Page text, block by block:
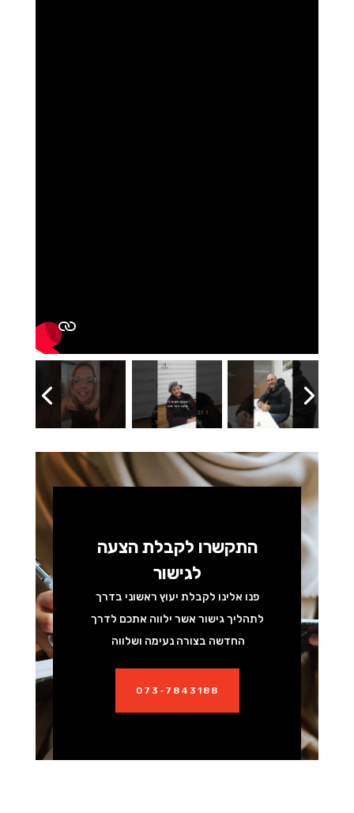
התקשרו לקבלת הצעה
לגישור
פנו אלינו לקבלת יעוץ ראשוני בדרך
לתהליך גישור אשר ילווה אתכם לדרך
החדשה בצורה נעימה ושלווה
073-7843188